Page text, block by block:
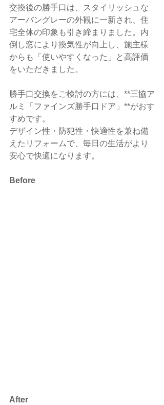
交換後の勝手口は、スタイリッシュな
アーバングレーの外観に一新され、住
宅全体の印象も引き締まりました。内
倒し窓により換気性が向上し、施主様
からも「使いやすくなった」と高評価
をいただきました。
勝手口交換をご検討の方には、**三協ア
ルミ「ファインズ勝手口ドア」**がおす
すめです。
デザイン性・防犯性・快適性を兼ね備
えたリフォームで、毎日の生活がより
安心で快適になります。
Before
After